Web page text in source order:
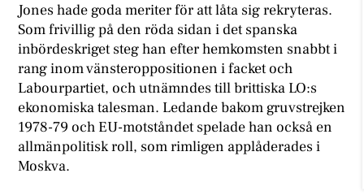
Jones hade goda meriter för att låta sig rekryteras.
Som frivillig på den röda sidan i det spanska
inbördeskriget steg han efter hemkomsten snabbt i
rang inom vänsteroppositionen i facket och
Labourpartiet, och utnämndes till brittiska LO:s
ekonomiska talesman. Ledande bakom gruvstrejken
1978-79 och EU-motståndet spelade han också en
allmänpolitisk roll, som rimligen applåderades i
Moskva.